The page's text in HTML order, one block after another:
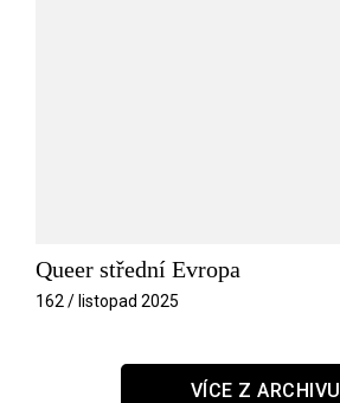
Queer střední Evropa
162 / listopad 2025
VÍCE Z ARCHIVU